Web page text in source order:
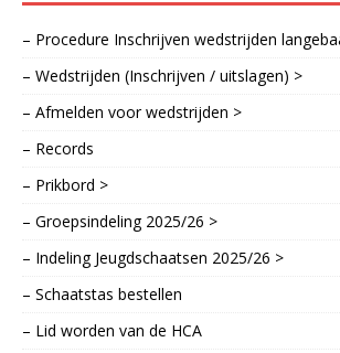
– Procedure Inschrijven wedstrijden
– Wedstrijden (Inschrijven / uitslagen) >
– Afmelden voor wedstrijden >
– Records
– Prikbord >
– Groepsindeling 2025/26 >
– Indeling Jeugdschaatsen 2025/26 >
– Schaatstas bestellen
– Lid worden van de HCA